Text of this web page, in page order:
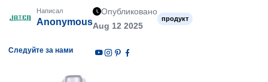
Написал
Anonymous
Опубликовано
Aug 12 2025
продукт
Следуйте за нами